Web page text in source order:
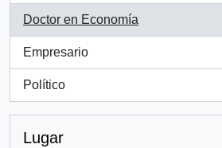
Doctor en Economía
, 1 resultados
Empresario
, 1 resultados
Político
, 1 resultados
Lugar